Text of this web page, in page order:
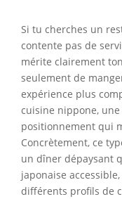
Si tu cherches un
contente pas de
mérite clairement
seulement de
expérience plus
cuisine nippone,
positionnement qui
Concrètement, ce
un dîner dépaysant
japonaise
différents profils de